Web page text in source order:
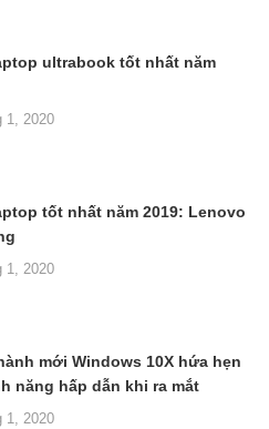
ultrabook tốt nhất năm
1, 2020
tốt nhất năm 2019: Lenovo
1, 2020
mới Windows 10X hứa hẹn
năng hấp dẫn khi ra mắt
1, 2020